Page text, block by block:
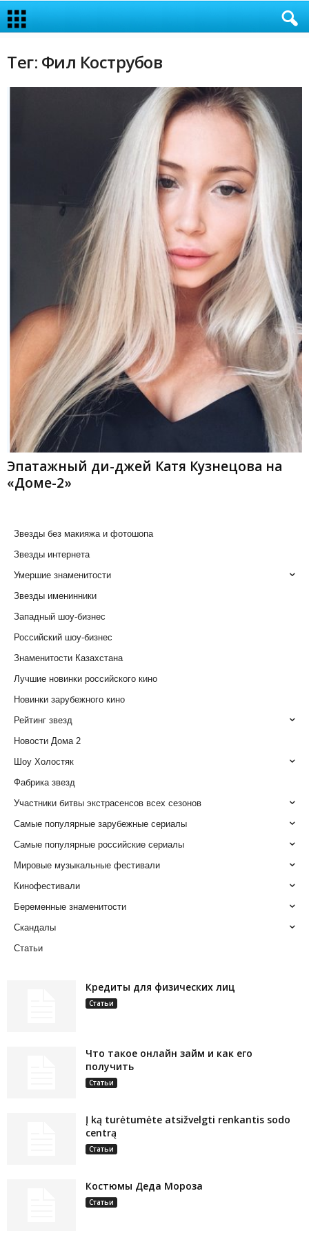
Тег: Фил Кострубов
Эпатажный ди-джей Катя Кузнецова на
«Доме-2»
Звезды без макияжа и фотошопа
Звезды интернета
Умершие знаменитости
Звезды именинники
Западный шоу-бизнес
Российский шоу-бизнес
Знаменитости Казахстана
Лучшие новинки российского кино
Новинки зарубежного кино
Рейтинг звезд
Новости Дома 2
Шоу Холостяк
Фабрика звезд
Участники битвы экстрасенсов всех сезонов
Самые популярные зарубежные сериалы
Самые популярные российские сериалы
Мировые музыкальные фестивали
Кинофестивали
Беременные знаменитости
Скандалы
Статьи
Кредиты для физических лиц
Статьи
Что такое онлайн займ и как его
получить
Статьи
Į ką turėtumėte atsižvelgti renkantis sodo
centrą
Статьи
Костюмы Деда Мороза
Статьи